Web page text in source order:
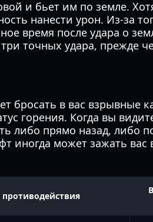
и бьет им по земле.
нанести урон. Из-за
время после удара о
точных удара, прежде
бросать в вас взрывные
горения. Когда вы
либо прямо назад, либо
иногда может зажать
противодействия